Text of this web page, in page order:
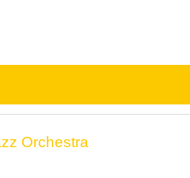
Orchestra